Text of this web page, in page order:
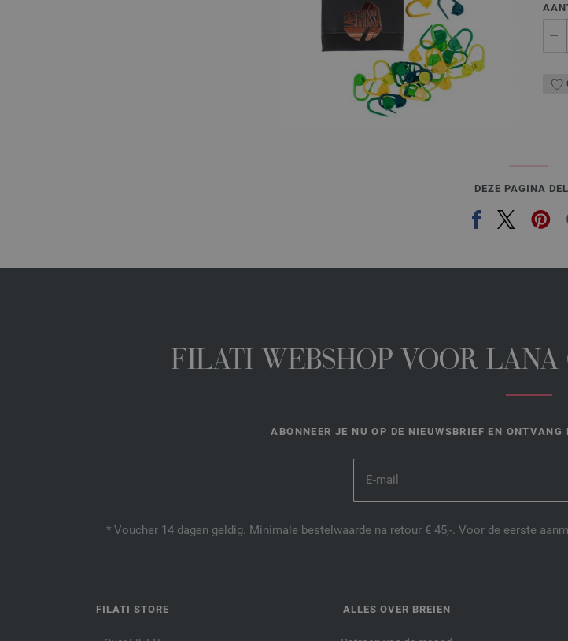
DEZE PAGINA
FILATI WEBSHOP VOOR
ABONNEER JE NU OP DE NIEUWSBRIEF EN
* Voucher 14 dagen geldig. Minimale bestelwaarde na retour € 45,-. Voor de eerste
FILATI STORE ALLES OVER BREIEN